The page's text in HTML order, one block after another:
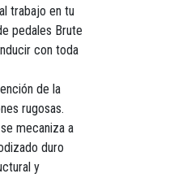
trabajo en tu
pedales Brute
con toda
de la
rugosas.
mecaniza a
duro
y